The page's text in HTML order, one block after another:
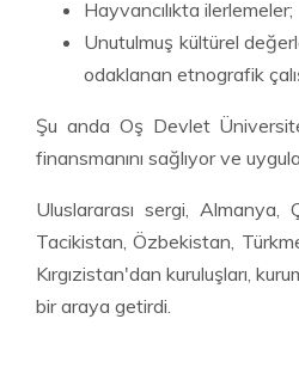
Hayvancılıkta ilerlemeler;
Unutulmuş kültürel
odaklanan etnografik
Şu anda Oş Devlet
finansmanını sağlıyor ve
Uluslararası sergi, Almanya,
Tacikistan, Özbekistan,
Kırgızistan'dan kuruluşları,
bir araya getirdi.